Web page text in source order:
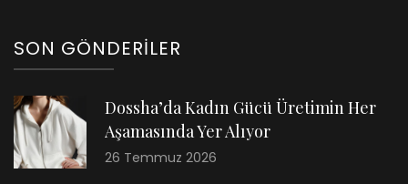
SON GÖNDERILER
Dossha’da Kadın Gücü Üretimin Her
Aşamasında Yer Alıyor
26 Temmuz 2026